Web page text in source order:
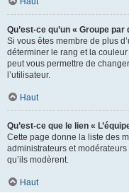
Qu’est-ce qu’un « Groupe par
Si vous êtes membre de plus
déterminer le rang et la
peut vous permettre de
l’utilisateur.
Haut
Qu’est-ce que le lien «
Cette page donne la liste des
administrateurs et
qu’ils modèrent.
Haut